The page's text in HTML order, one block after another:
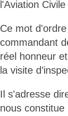
l'Aviation
Ce mot
commandant
réel honneur
la visite
Il s'adresse
nous constitue